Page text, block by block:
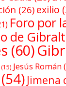
(26) exilio
Foro por
de
(60)
(15) Jesús Román
(54) Jimena